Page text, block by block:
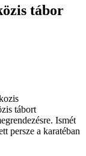
tábor
tábort
Ismét
persze a karatéban